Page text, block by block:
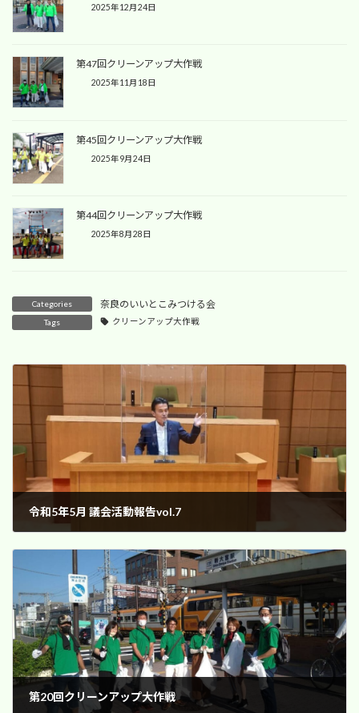
2025年12月24日
第47回クリーンアップ大作戦
2025年11月18日
第45回クリーンアップ大作戦
2025年9月24日
第44回クリーンアップ大作戦
2025年8月28日
Categories 奈良のいいとこみつける会
Tags クリーンアップ大作戦
令和5年5月 議会活動報告vol.7
第20回クリーンアップ大作戦